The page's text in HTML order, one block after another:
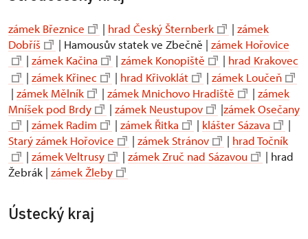
zámek Březnice | hrad Český Šternberk | zámek
Dobříš
| Hamousův statek ve Zbečně | zámek Hořovice
| zámek Kačina | zámek Konopiště | hrad Krakovec
| zámek Křinec | hrad Křivoklát | zámek Loučeň
| zámek Mělník | zámek Mnichovo Hradiště | zámek
Mníšek pod Brdy
| zámek Neustupov |zámek Osečany
| zámek Radim | zámek Řitka | klášter Sázava
|
Starý zámek Hořovice
| zámek Stránov | hrad Točník
| zámek Veltrusy | zámek Zruč nad Sázavou
| hrad
Žebrák | zámek Žleby
Ústecký kraj